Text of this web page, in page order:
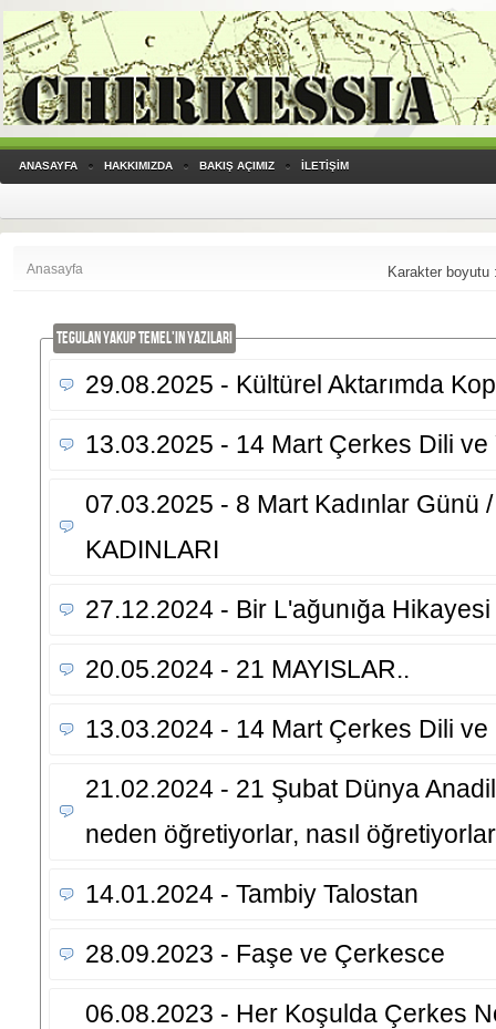
ANASAYFA HAKKIMIZDA BAKIŞ AÇIMIZ İLETİŞİM
Anasayfa Karakter
Tegulan Yakup Temel'IN YAZILARI
29.08.2025 - Kültürel Aktarımda
13.03.2025 - 14 Mart Çerkes Dili ve
07.03.2025 - 8 Mart Kadınlar Günü
KADINLARI
27.12.2024 - Bir L'ağunığa Hikayesi
20.05.2024 - 21 MAYISLAR..
13.03.2024 - 14 Mart Çerkes Dili ve
21.02.2024 - 21 Şubat Dünya
neden öğretiyorlar, nasıl
14.01.2024 - Tambiy Talostan
28.09.2023 - Faşe ve Çerkesce
06.08.2023 - Her Koşulda Çerkes